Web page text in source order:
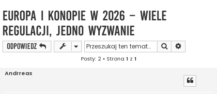
Europa i konopie w 2026 – wiele
regulacji, jedno wyzwanie
ODPOWIEDZ Szukaj
Posty: 2 • Strona 1 z 1
Andrreas